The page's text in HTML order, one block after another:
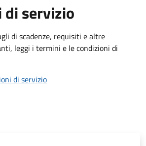
di servizio
di scadenze, requisiti e altre
leggi i termini e le condizioni di
di servizio